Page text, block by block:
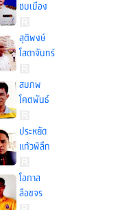
ชมเมือง
สุติพงษ์
โสดาจันทร์
สมภพ
โคตพันธ์
ประหยัด
แก้วพิลึก
โอภาส
ลือขจร